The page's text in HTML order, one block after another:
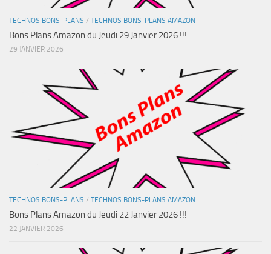
TECHNOS BONS-PLANS / TECHNOS BONS-PLANS AMAZON
Bons Plans Amazon du Jeudi 29 Janvier 2026 !!!
29 JANVIER 2026
TECHNOS BONS-PLANS / TECHNOS BONS-PLANS AMAZON
Bons Plans Amazon du Jeudi 22 Janvier 2026 !!!
22 JANVIER 2026